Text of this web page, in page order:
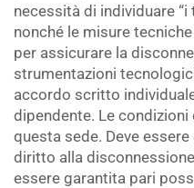
necessità di individuare
nonché le misure
per assicurare la
strumentazioni
accordo scritto
dipendente. Le
questa sede. Deve
diritto alla
essere garantita pari